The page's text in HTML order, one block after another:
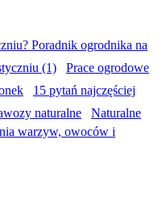
Poradnik ogrodnika na
Prace ogrodowe
15 pytań najczęściej
Naturalne
warzyw, owoców i